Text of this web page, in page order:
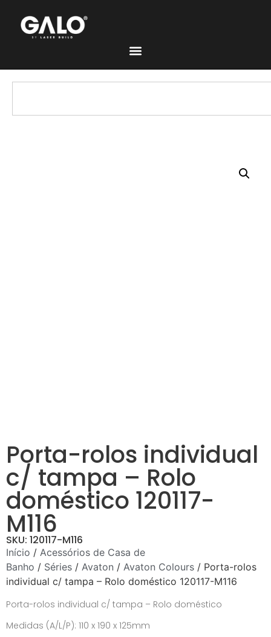
Porta-rolos individual
c/ tampa – Rolo
doméstico 120117-
M116
SKU: 120117-M116
Início / Acessórios de Casa de
Banho / Séries / Avaton / Avaton Colours / Porta-rolos
individual c/ tampa – Rolo doméstico 120117-M116
Porta-rolos individual c/ tampa – Rolo doméstico
Medidas (A/L/P): 110 x 190 x 125mm